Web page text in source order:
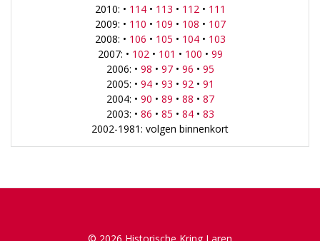
2010: • 114• 113 • 112• 111
2009: • 110 • 109 • 108 • 107
2008: • 106 • 105 • 104• 103
2007: • 102• 101 • 100 • 99
2006: • 98 • 97• 96 • 95
2005: • 94• 93 • 92• 91
2004: • 90 • 89 • 88 • 87
2003: • 86 • 85 • 84• 83
2002-1981: volgen binnenkort